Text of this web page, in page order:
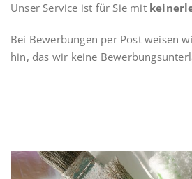
Unser Service ist für Sie mit
Bei Bewerbungen per Post weisen
hin, das wir keine